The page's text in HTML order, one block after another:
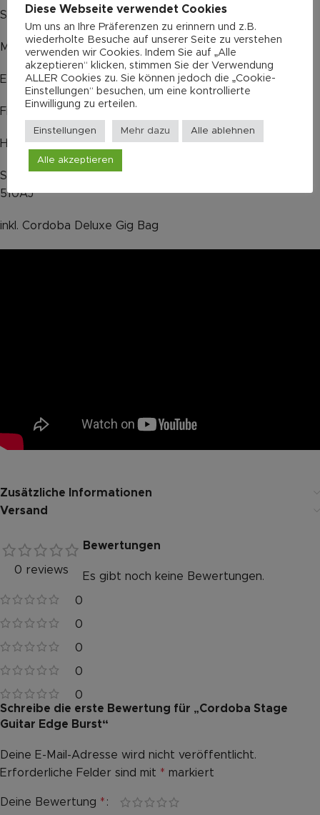
Steg (Bridge):
Material: Pau Ferro
Elektronik:
Fishman Stage Pickup System
Hardware:
Saiten ab Werk: Savarez Alliance/Cantiga High Tension
510AJ
inkl. Cordoba Deluxe Gig Bag
Zusätzliche Informationen
Versand
0 reviews
0
0
0
0
0
Bewertungen
Es gibt noch keine Bewertungen.
Schreibe die erste Bewertung für „Cordoba Stage
Guitar Edge Burst“
Deine E-Mail-Adresse wird nicht veröffentlicht.
Erforderliche Felder sind mit * markiert
Deine Bewertung *
Alternative:
Diese Webseite verwendet Cookies
Um uns an Ihre Präferenzen zu erinnern und z.B.
wiederholte Besuche auf unserer Seite zu verstehen
verwenden wir Cookies. Indem Sie auf „Alle
akzeptieren“ klicken, stimmen Sie der Verwendung
ALLER Cookies zu. Sie können jedoch die „Cookie-
Einstellungen“ besuchen, um eine kontrollierte
Einwilligung zu erteilen.
Einstellungen Mehr dazu Alle ablehnen
Alle akzeptieren